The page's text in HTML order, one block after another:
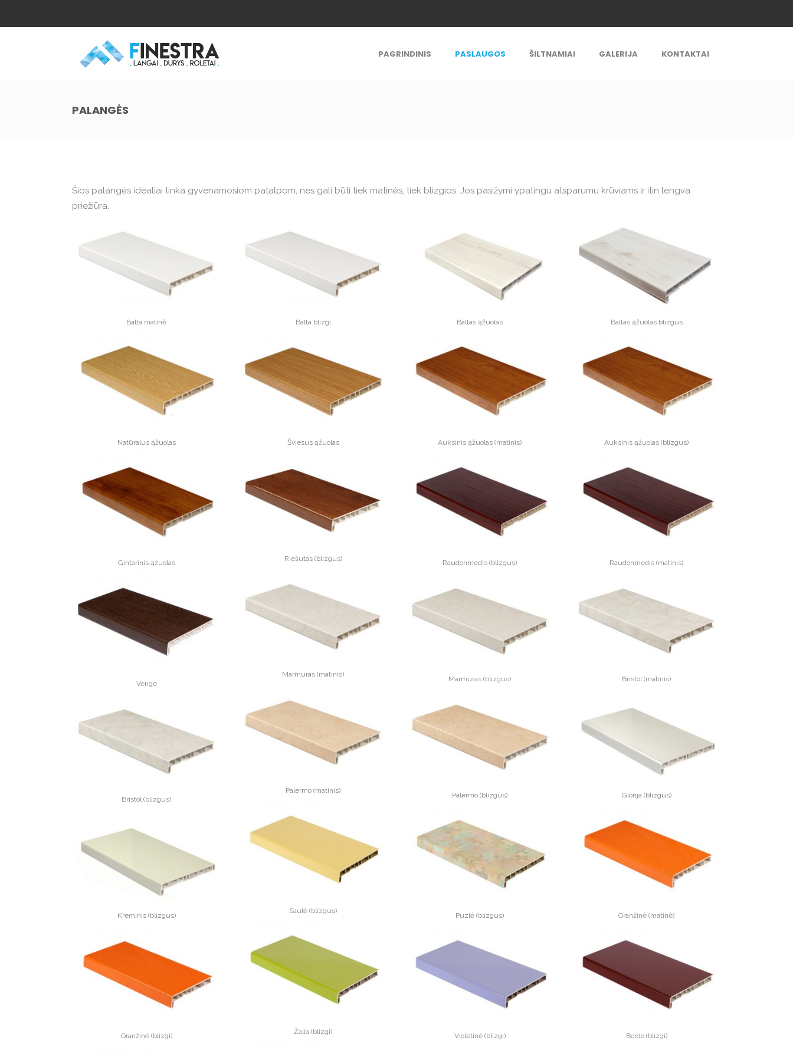
PAGRINDINIS PASLAUGOS ŠILTNAMIAI GALERIJA KONTAKTAI
PALANGĖS
Šios palangės idealiai tinka gyvenamosiom patalpom, nes gali būti tiek matinės, tiek blizgios. Jos pasižymi ypatingu atsparumu krūviams ir itin lengva
priežiūra.
Balta matinė
Natūralus ąžuolas
Gintarinis ąžuolas
Venge
Bristol (blizgus)
Kreminis (blizgus)
Oranžinė (blizgi)
Balta blizgi
Šviesus ąžuolas
Riešutas (blizgus)
Marmuras (matinis)
Palermo (matinis)
Saulė (blizgus)
Žalia (blizgi)
Baltas ąžuolas
Auksinis ąžuolas (matinis)
Raudonmedis (blizgus)
Marmuras (blizgus)
Palermo (blizgus)
Puzlė (blizgus)
Violetinė (blizgi)
Baltas ąžuolas blizgus
Auksinis ąžuolas (blizgus)
Raudonmedis (matinis)
Bristol (matinis)
Glorija (blizgus)
Oranžinė (matinė)
Bordo (blizgi)